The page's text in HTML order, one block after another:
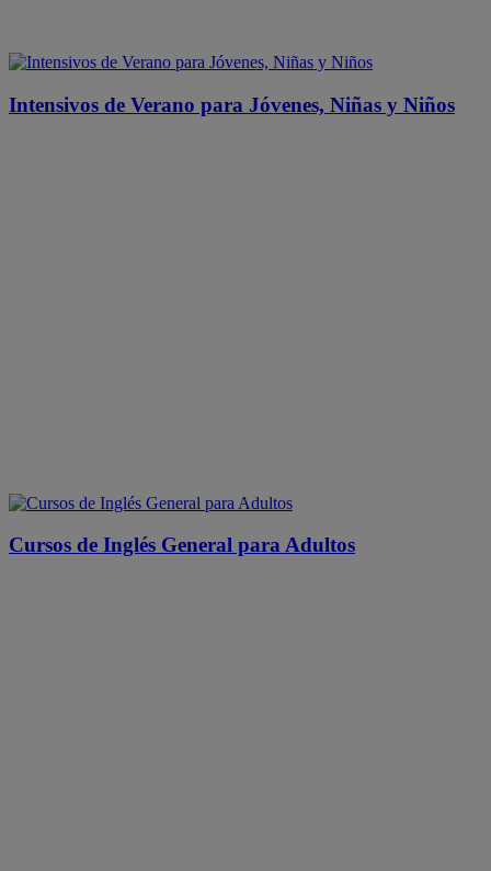
Intensivos de Verano para Jóvenes, Niñas y Niños
Cursos de Inglés General para Adultos